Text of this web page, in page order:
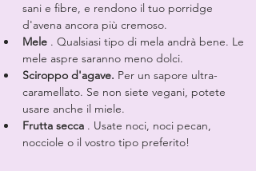
sani e fibre, e rendono il tuo porridge
d'avena ancora più cremoso.
Mele . Qualsiasi tipo di mela andrà bene. Le
mele aspre saranno meno dolci.
Sciroppo d'agave. Per un sapore ultra-
caramellato. Se non siete vegani, potete
usare anche il miele.
Frutta secca . Usate noci, noci pecan,
nocciole o il vostro tipo preferito!